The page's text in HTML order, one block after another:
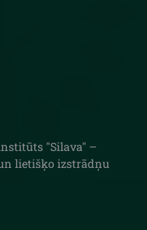
"Silava" –
lietišķo izstrādņu